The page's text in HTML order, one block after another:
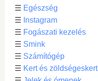
☰ Egészség
☰ Instagram
☰ Fogászati kezelés
☰ Smink
☰ Számítógép
☰ Kert és zöldségeskert